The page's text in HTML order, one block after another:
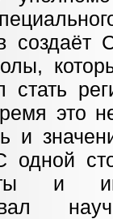
стать
это
и
одной
и